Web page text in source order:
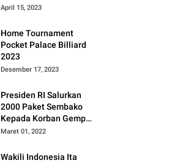
Gugat PT MD
April 15, 2023
Home Tournament
Pocket Palace Billiard
2023
Desember 17, 2023
Presiden RI Salurkan
2000 Paket Sembako
Kepada Korban Gempa
di Pasaman Barat
Maret 01, 2022
Wakili Indonesia Ita